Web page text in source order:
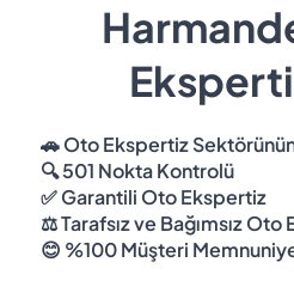
🚗 Oto Ekspertiz
🔍 501 Nokta Kontrolü
✅ Garantili Oto Ekspertiz
⚖️ Tarafsız ve Bağımsız
😊 %100 Müşteri